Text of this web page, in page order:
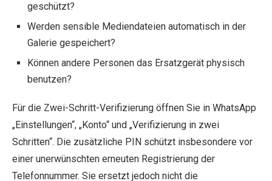
geschützt?
Werden sensible Mediendateien automatisch in der
Galerie gespeichert?
Können andere Personen das Ersatzgerät physisch
benutzen?
Für die Zwei-Schritt-Verifizierung öffnen Sie in WhatsApp
„Einstellungen“, „Konto“ und „Verifizierung in zwei
Schritten“. Die zusätzliche PIN schützt insbesondere vor
einer unerwünschten erneuten Registrierung der
Telefonnummer. Sie ersetzt jedoch nicht die